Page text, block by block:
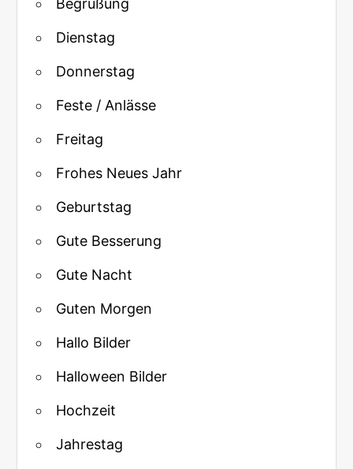
Begrüßung
Dienstag
Donnerstag
Feste / Anlässe
Freitag
Frohes Neues Jahr
Geburtstag
Gute Besserung
Gute Nacht
Guten Morgen
Hallo Bilder
Halloween Bilder
Hochzeit
Jahrestag